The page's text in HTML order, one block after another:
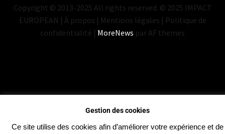
Copyright © 2013-2025 All rights reserved. © 2025 IMPACT
EUROPEAN | À propos | Mentions légales | Politique de
confidentialité | MoreNews par AF themes
Gestion des cookies
Ce site utilise des cookies afin d’améliorer votre expérience et de